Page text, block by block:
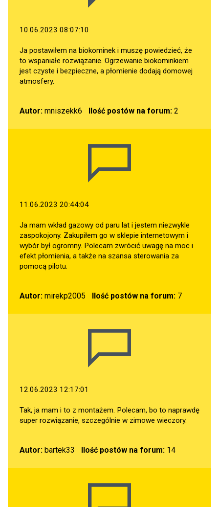
10.06.2023 08:07:10
Ja postawiłem na biokominek i muszę powiedzieć, że
to wspaniałe rozwiązanie. Ogrzewanie biokominkiem
jest czyste i bezpieczne, a płomienie dodają domowej
atmosfery.
Autor: mniszekk6 Ilość postów na forum:2
11.06.2023 20:44:04
Ja mam wkład gazowy od paru lat i jestem niezwykle
zaspokojony. Zakupiłem go w sklepie internetowym i
wybór był ogromny. Polecam zwrócić uwagę na moc i
efekt płomienia, a także na szansa sterowania za
pomocą pilotu.
Autor: mirekp2005 Ilość postów na forum:7
12.06.2023 12:17:01
Tak, ja mam i to z montażem. Polecam, bo to naprawdę
super rozwiązanie, szczególnie w zimowe wieczory.
Autor: bartek33 Ilość postów na forum:14